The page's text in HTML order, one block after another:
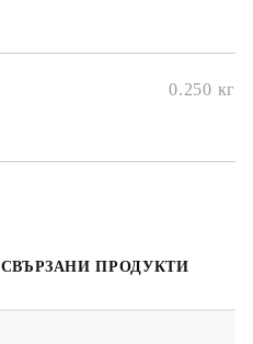
0.250 кг
СВЪРЗАНИ ПРОДУКТИ